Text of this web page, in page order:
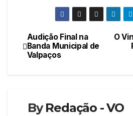
Navegação
de
O
Audição Final na
Banda Municipal de
Valpaços
ByRedação - VO